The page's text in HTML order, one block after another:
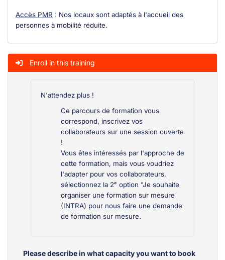
Accès PMR : Nos locaux sont adaptés à l'accueil des
personnes à mobilité réduite.
Enroll in this training
N'attendez plus !
Ce parcours de formation vous
correspond, inscrivez vos
collaborateurs sur une session ouverte
!
Vous êtes intéressés par l'approche de
cette formation, mais vous voudriez
l'adapter pour vos collaborateurs,
sélectionnez la 2ᵉ option "Je souhaite
organiser une formation sur mesure
(INTRA) pour nous faire une demande
de formation sur mesure.
Please describe in what capacity you want to book